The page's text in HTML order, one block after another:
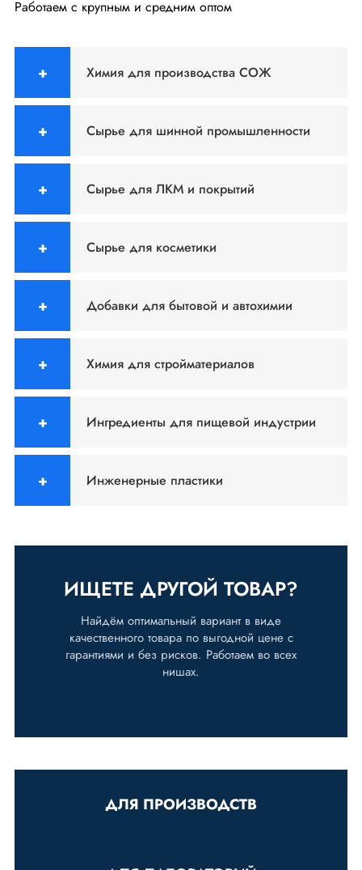
Работаем с крупным и средним оптом
Химия для производства СОЖ
Сырье для шинной промышленности
Сырье для ЛКМ и покрытий
Сырье для косметики
Добавки для бытовой и автохимии
Химия для стройматериалов
Ингредиенты для пищевой индустрии
Инженерные пластики
ИЩЕТЕ ДРУГОЙ ТОВАР?
Найдём оптимальный вариант в виде
качественного товара по выгодной цене с
гарантиями и без рисков. Работаем во всех
нишах.
ДЛЯ ПРОИЗВОДСТВ